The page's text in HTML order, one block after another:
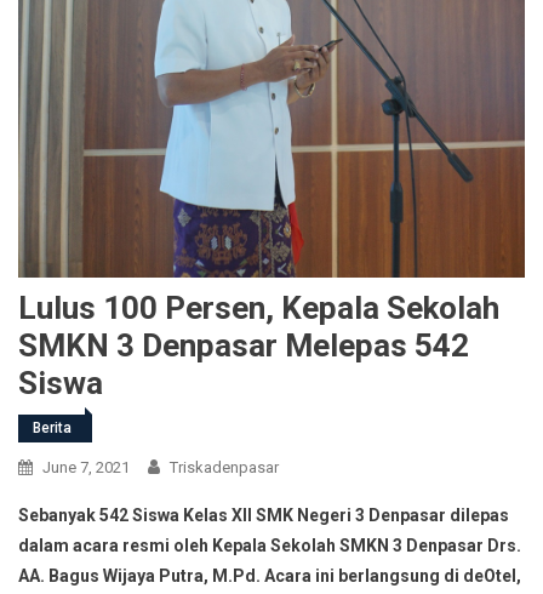
Lulus 100 Persen, Kepala Sekolah
SMKN 3 Denpasar Melepas 542
Siswa
Berita
June 7, 2021 Triskadenpasar
Sebanyak 542 Siswa Kelas XII SMK Negeri 3 Denpasar dilepas
dalam acara resmi oleh Kepala Sekolah SMKN 3 Denpasar Drs.
AA. Bagus Wijaya Putra, M.Pd. Acara ini berlangsung di deOtel,